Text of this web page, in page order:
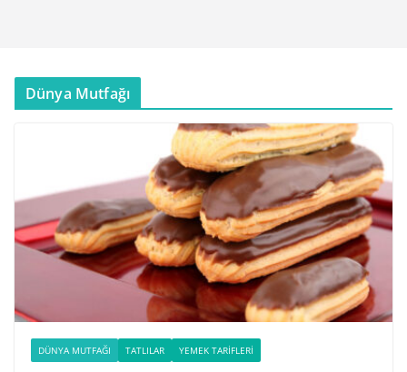
Dünya Mutfağı
DÜNYA MUTFAĞI TATLILAR YEMEK TARIFLERI